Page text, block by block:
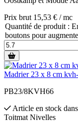
Prix brut 15,53 € / mc
Quantité de produit :
boutons pour
Madrier 23 x 8 cm
PB23/8KVH66
Article en stock dans
Toitmat Nivelles